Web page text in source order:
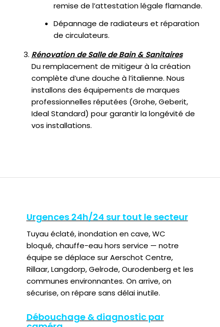
remise de l’attestation légale flamande.
Dépannage de radiateurs et réparation
de circulateurs.
Rénovation de Salle de Bain & Sanitaires
Du remplacement de mitigeur à la création
complète d’une douche à l’italienne. Nous
installons des équipements de marques
professionnelles réputées (Grohe, Geberit,
Ideal Standard) pour garantir la longévité de
vos installations.
Urgences 24h/24 sur tout le secteur
Tuyau éclaté, inondation en cave, WC
bloqué, chauffe-eau hors service — notre
équipe se déplace sur Aerschot Centre,
Rillaar, Langdorp, Gelrode, Ourodenberg et les
communes environnantes. On arrive, on
sécurise, on répare sans délai inutile.
Débouchage & diagnostic par